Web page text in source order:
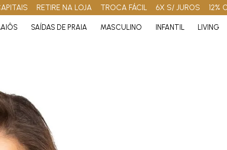
RETIRE NA LOJA TROCA FÁCIL 6X S/ JUROS 12%
SAÍDAS DE PRAIA MASCULINO INFANTIL LIVING